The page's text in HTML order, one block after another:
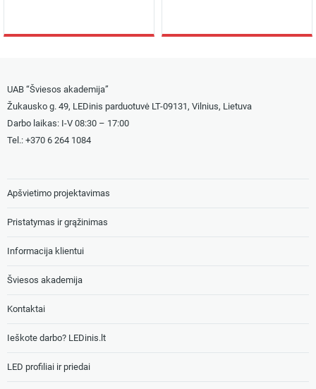
UAB “Šviesos akademija”
Žukausko g. 49, LEDinis parduotuvė LT-09131, Vilnius, Lietuva
Darbo laikas: I-V 08:30 – 17:00
Tel.: +370 6 264 1084
Apšvietimo projektavimas
Pristatymas ir grąžinimas
Informacija klientui
Šviesos akademija
Kontaktai
Ieškote darbo? LEDinis.lt
LED profiliai ir priedai